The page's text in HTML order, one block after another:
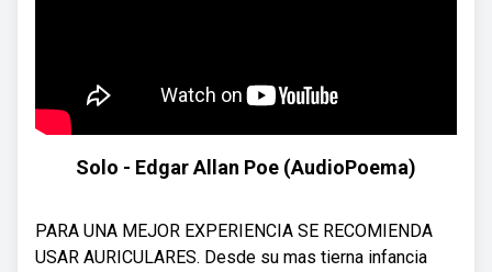
Solo - Edgar Allan Poe (AudioPoema)
PARA UNA MEJOR EXPERIENCIA SE RECOMIENDA
USAR AURICULARES. Desde su mas tierna infancia